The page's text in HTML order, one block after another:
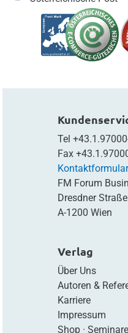
Tel
Fax
Kontaktformular
FM Forum
Dresdner
A-1200 Wien
Verlag
Über Uns
Autoren &
Karriere
Impressum
Shop· Seminare